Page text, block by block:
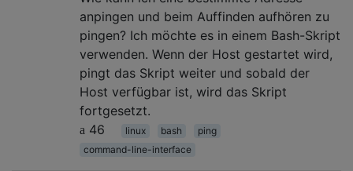
anpingen und beim Auffinden aufhören zu
pingen? Ich möchte es in einem Bash-Skript
verwenden. Wenn der Host gestartet wird,
pingt das Skript weiter und sobald der
Host verfügbar ist, wird das Skript
fortgesetzt.
46
linux bash
ping
command-line-interface